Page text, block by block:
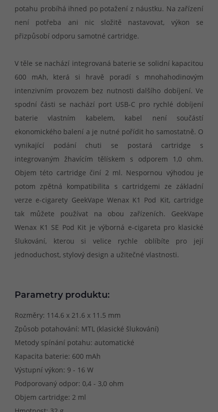
potahu probíhá ihned po potažení z náustku. Na zařízení
není potřeba ani nic složitě nastavovat, výkon se
přizpůsobí odporu samotné cartridge.
V těle se nachází integrovaná baterie se solidní kapacitou
600 mAh, která si hravě poradí s mnohahodinovým
intenzivním provozem bez nutnosti dalšího dobíjení. Ve
spodní části se nachází port USB-C pro rychlé dobíjení
baterie vlastním kabelem, kabel není součástí
ekonomického balení a je nutné pořídit ho samostatně. O
vynikající podání chuti se postará cartridge s
integrovaným žhavícím tělískem s odporem 1,0 ohm.
Objem této cartridge činí 2 ml. Nespornou výhodou je
potom zpětná kompatibilita s cartridgemi ze základní
verze e-cigarety GeekVape Wenax K1 Pod Kit, cartridge
tak můžete používat na obou zařízeních. GeekVape
Wenax K1 SE Pod Kit je výborná e-cigareta pro klasické
šlukování, kterou si velice rychle oblíbíte pro její
jednoduchost, stylový design a užitečné vlastnosti.
Parametry produktu:
Rozměry: 114.6 x 21.6 x 11.5 mm
Způsob potahování: MTL (klasické šlukování)
Metody spínání potahu: automatické
Kapacita baterie: 600 mAh
Výstupní výkon: 9 - 16 W
Podporovaný odpor: 0,4 - 3,0 ohm
Objem cartridge: 2 ml